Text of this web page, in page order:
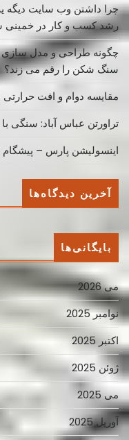
چرا داشتن وب سایت دیگه
رشد کسب ‌و کار در خمینی
چگونه طراحی و مدل سازی
سنگ شکن را رقم می زند؟
مقایسه دوام و افت حرارتی
تراورتن عباس آباد: سنگی
اینسولیشن پارس – پیشگام
آخرین دیدگاه‌ها
بایگانی‌ها
می 2026
نوامبر 2025
اکتبر 2025
ژوئن 2025
می 2025
آوریل 2025